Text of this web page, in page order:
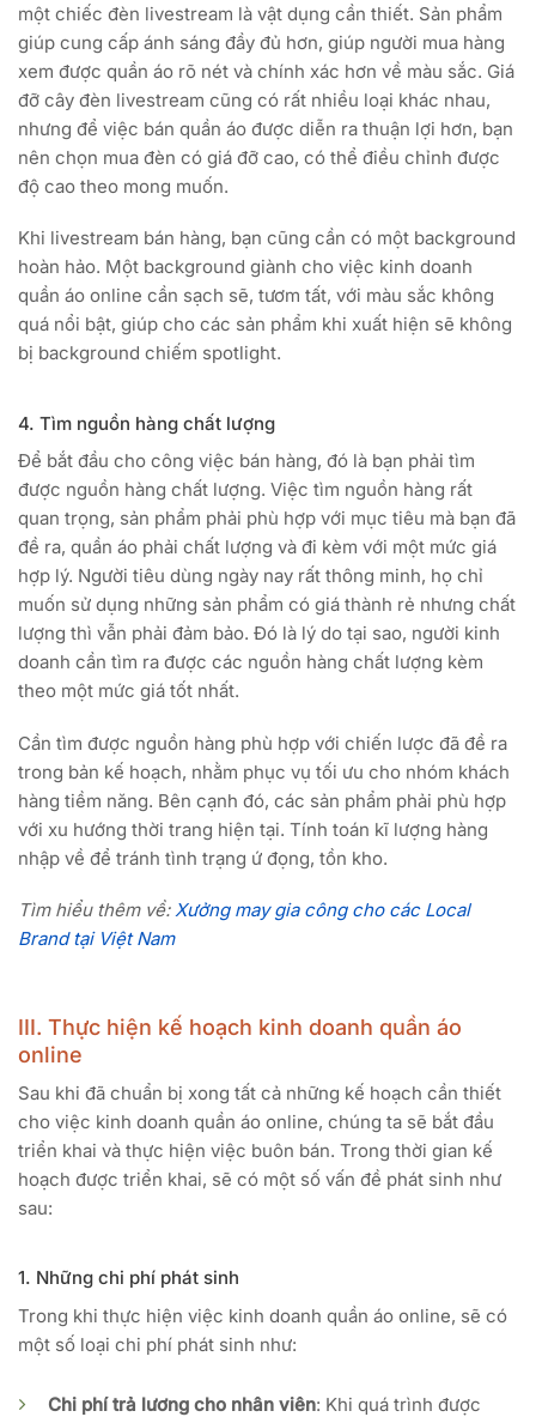
một chiếc đèn livestream là vật dụng cần thiết. Sản phẩm
giúp cung cấp ánh sáng đầy đủ hơn, giúp người mua hàng
xem được quần áo rõ nét và chính xác hơn về màu sắc. Giá
đỡ cây đèn livestream cũng có rất nhiều loại khác nhau,
nhưng để việc bán quần áo được diễn ra thuận lợi hơn, bạn
nên chọn mua đèn có giá đỡ cao, có thể điều chỉnh được
độ cao theo mong muốn.
Khi livestream bán hàng, bạn cũng cần có một background
hoàn hảo. Một background giành cho việc kinh doanh
quần áo online cần sạch sẽ, tươm tất, với màu sắc không
quá nổi bật, giúp cho các sản phẩm khi xuất hiện sẽ không
bị background chiếm spotlight.
4. Tìm nguồn hàng chất lượng
Để bắt đầu cho công việc bán hàng, đó là bạn phải tìm
được nguồn hàng chất lượng. Việc tìm nguồn hàng rất
quan trọng, sản phẩm phải phù hợp với mục tiêu mà bạn đã
đề ra, quần áo phải chất lượng và đi kèm với một mức giá
hợp lý. Người tiêu dùng ngày nay rất thông minh, họ chỉ
muốn sử dụng những sản phẩm có giá thành rẻ nhưng chất
lượng thì vẫn phải đảm bảo. Đó là lý do tại sao, người kinh
doanh cần tìm ra được các nguồn hàng chất lượng kèm
theo một mức giá tốt nhất.
Cần tìm được nguồn hàng phù hợp với chiến lược đã đề ra
trong bản kế hoạch, nhằm phục vụ tối ưu cho nhóm khách
hàng tiềm năng. Bên cạnh đó, các sản phẩm phải phù hợp
với xu hướng thời trang hiện tại. Tính toán kĩ lượng hàng
nhập về để tránh tình trạng ứ đọng, tồn kho.
Tìm hiểu thêm về:Xưởng may gia công cho các Local
Brand tại Việt Nam
III. Thực hiện kế hoạch kinh doanh quần áo
online
Sau khi đã chuẩn bị xong tất cả những kế hoạch cần thiết
cho việc kinh doanh quần áo online, chúng ta sẽ bắt đầu
triển khai và thực hiện việc buôn bán. Trong thời gian kế
hoạch được triển khai, sẽ có một số vấn đề phát sinh như
sau:
1. Những chi phí phát sinh
Trong khi thực hiện việc kinh doanh quần áo online, sẽ có
một số loại chi phí phát sinh như:
Chi phí trả lương cho nhân viên: Khi quá trình được